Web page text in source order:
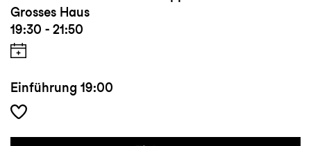
Grosses Haus
19:30 - 21:50
Einführung 19:00